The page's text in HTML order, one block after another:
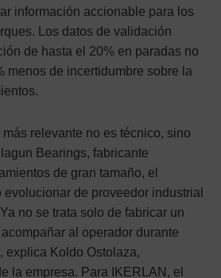
información accionable para los
Los datos de validación
de hasta el 20% en paradas no
menos de incertidumbre sobre la
relevante no es técnico, sino
Bearings, fabricante
de gran tamaño, el
de proveedor industrial
no se trata solo de fabricar un
al operador durante
explica Koldo Ostolaza,
la empresa. Para IKERLAN, el